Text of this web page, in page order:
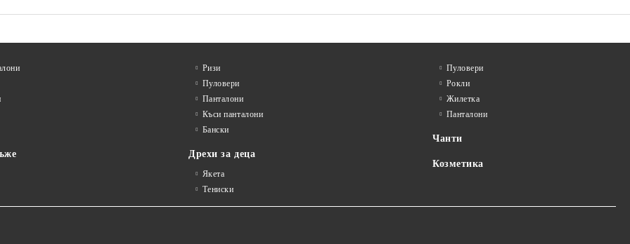
Ризи
Пуловери
Панталони
Къси панталони
Бански
Дрехи за деца
Якета
Тениски
Пуловери
Рокли
Жилетка
Панталони
Чанти
Козметика